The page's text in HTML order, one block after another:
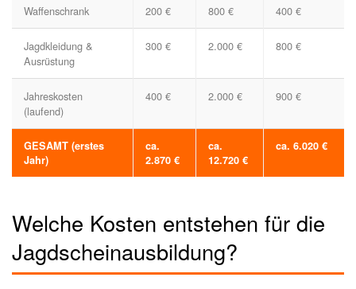
Waffenschrank 200 € 800 € 400 €
Jagdkleidung &
Ausrüstung
300 € 2.000 € 800 €
Jahreskosten
(laufend)
400 € 2.000 € 900 €
GESAMT (erstes
Jahr)
ca.
2.870 €
ca.
12.720 €
ca. 6.020 €
Welche Kosten entstehen für die
Jagdscheinausbildung?